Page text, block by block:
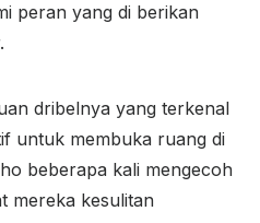
peran yang di berikan
dribelnya yang terkenal
untuk membuka ruang di
beberapa kali mengecoh
mereka kesulitan